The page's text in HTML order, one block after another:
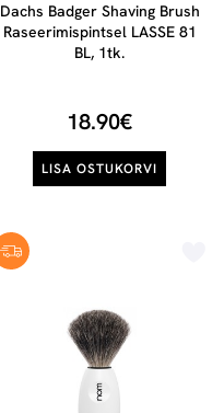
Dachs Badger Shaving Brush
Raseerimispintsel LASSE 81
BL, 1tk.
18.90€
LISA OSTUKORVI